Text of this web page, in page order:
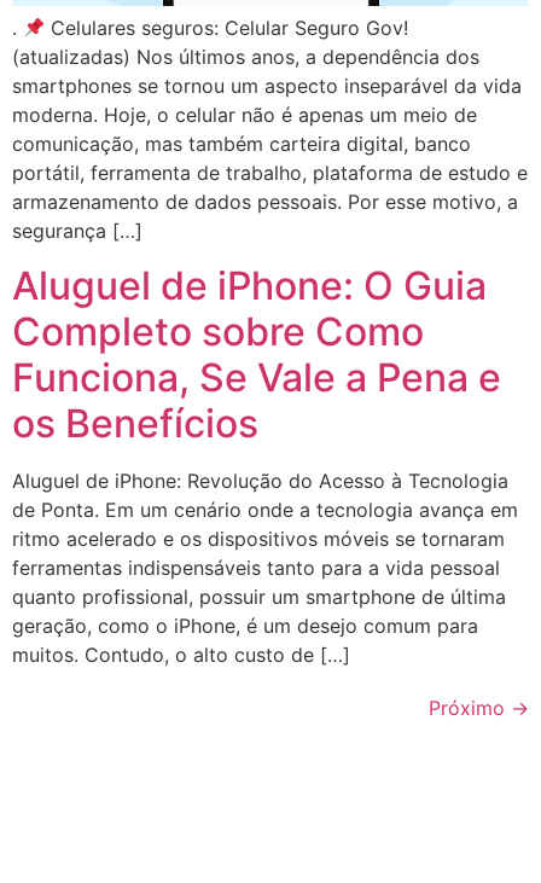
.
Celulares seguros: Celular Seguro Gov!
(atualizadas) Nos últimos anos, a dependência dos
smartphones se tornou um aspecto inseparável da vida
moderna. Hoje, o celular não é apenas um meio de
comunicação, mas também carteira digital, banco
portátil, ferramenta de trabalho, plataforma de estudo e
armazenamento de dados pessoais. Por esse motivo, a
segurança […]
Aluguel de iPhone: O Guia
Completo sobre Como
Funciona, Se Vale a Pena e
os Benefícios
Aluguel de iPhone: Revolução do Acesso à Tecnologia
de Ponta. Em um cenário onde a tecnologia avança em
ritmo acelerado e os dispositivos móveis se tornaram
ferramentas indispensáveis tanto para a vida pessoal
quanto profissional, possuir um smartphone de última
geração, como o iPhone, é um desejo comum para
muitos. Contudo, o alto custo de […]
Próximo →